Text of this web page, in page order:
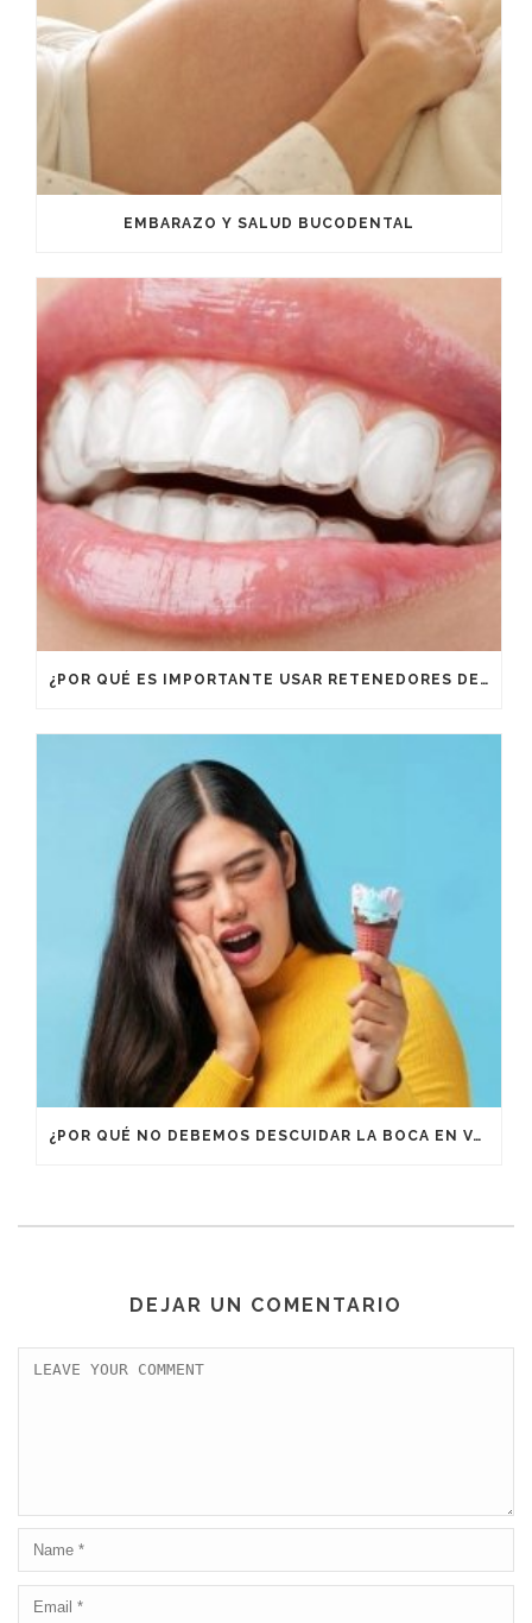
EMBARAZO Y SALUD BUCODENTAL
¿POR QUÉ ES IMPORTANTE USAR RETENEDORES DESPUÉS DE UN TRATAMIENTO DE ORTODONCIA?
¿POR QUÉ NO DEBEMOS DESCUIDAR LA BOCA EN VACACIONES?
DEJAR UN COMENTARIO